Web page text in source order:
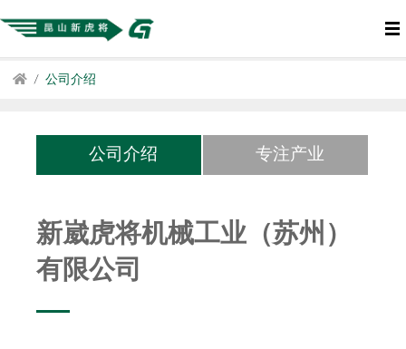
公司介绍
公司介绍 专注产业
新崴虎将机械工业（苏州）
有限公司